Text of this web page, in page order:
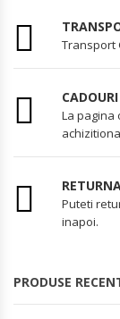
Transport
CADOURI
La pagina
Puteti
inapoi.
PRODUSE